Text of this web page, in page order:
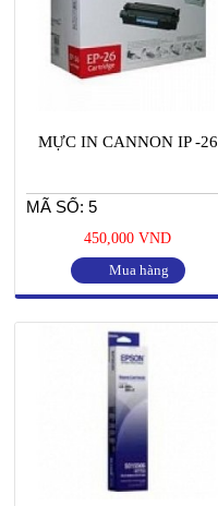
MỰC IN CANNON IP -26
MÃ SỐ: 5
450,000 VND
Mua hàng